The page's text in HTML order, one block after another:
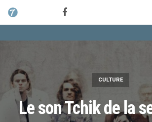
WORK
MAGLe son Tchik de la
CULTURE